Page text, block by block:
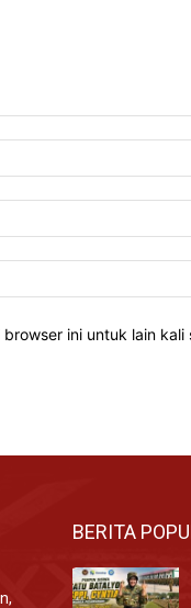
ini untuk lain kali
BERITA